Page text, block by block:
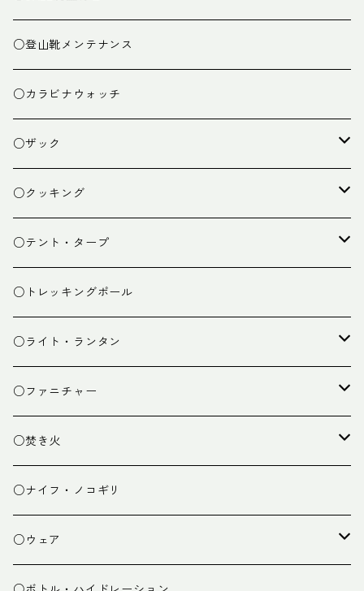
○登山靴メンテナンス
○カラビナウォッチ
○ザック
ザック
スタッフバッグ
ザック小物
○クッキング
クッカー
バーナー
カトラリー
クッキング小物
○テント・タープ
テント
タープ
ペグ・ハンマー・小物
○トレッキングポール
○ライト・ランタン
ライト
ランタン
○ファニチャー
テーブル
チェア
○焚き火
焚き火台
焚き火小物
○ナイフ・ノコギリ
○ウェア